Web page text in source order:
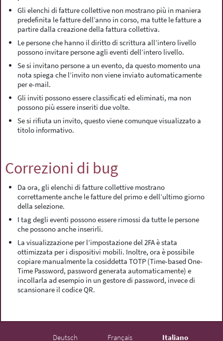
Gli elenchi di fatture collettive non mostrano più in maniera
predefinita le fatture dell’anno in corso, ma tutte le fatture a
partire dalla creazione della fattura collettiva.
Le persone che hanno il diritto di scrittura all’intero livello
possono invitare persone agli eventi dell’intero livello.
Se si invitano persone a un evento, da questo momento una
nota spiega che l’invito non viene inviato automaticamente
per e-mail.
Gli inviti possono essere classificati ed eliminati, ma non
possono più essere inseriti due volte.
Se si rifiuta un invito, questo viene comunque visualizzato a
titolo informativo.
Correzioni di bug
Da ora, gli elenchi di fatture collettive mostrano
correttamente anche le fatture del primo e dell’ultimo giorno
della selezione.
I tag degli eventi possono essere rimossi da tutte le persone
che possono anche inserirli.
La visualizzazione per l’impostazione del 2FA è stata
ottimizzata per i dispositivi mobili. Inoltre, ora è possibile
copiare manualmente la cosiddetta TOTP (Time-based One-
Time Password, password generata automaticamente) e
incollarla ad esempio in un gestore di password, invece di
scansionare il codice QR.
Deutsch Français Italiano